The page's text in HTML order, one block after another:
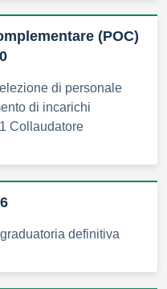
(POC)
di personale
di incarichi
Collaudatore
definitiva